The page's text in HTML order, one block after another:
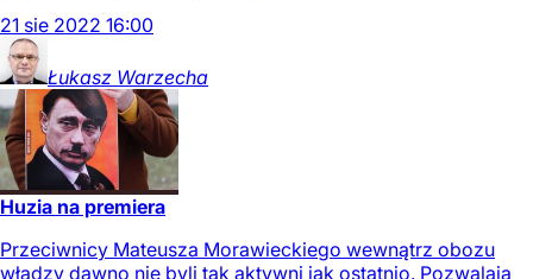
21 sie 2022 16:00
Łukasz Warzecha
Huzia na premiera
Przeciwnicy Mateusza Morawieckiego wewnątrz obozu
władzy dawno nie byli tak aktywni jak ostatnio. Pozwalają